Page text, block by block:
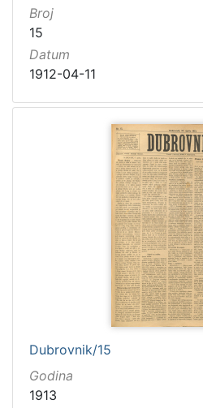
Broj
15
Datum
1912-04-11
Dubrovnik/15
Godina
1913